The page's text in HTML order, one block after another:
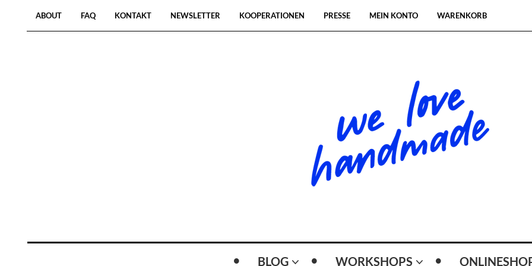
ABOUT FAQ KONTAKT NEWSLETTER KOOPERATIONEN PRESSE MEIN KONTO WARENKORB
BLOG WORKSHOPS